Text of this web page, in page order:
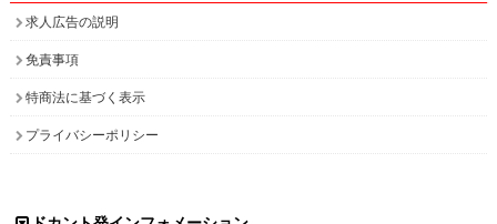
求人広告の説明
免責事項
特商法に基づく表示
プライバシーポリシー